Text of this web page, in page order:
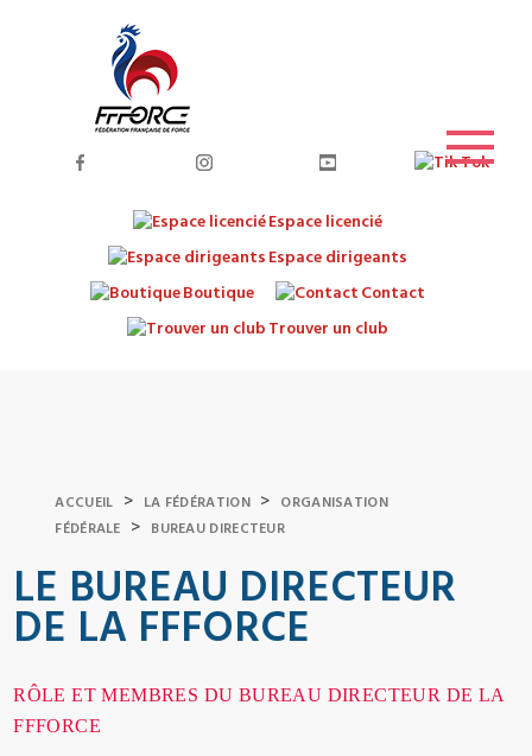
Espace licencié
Espace dirigeants
Boutique
Contact
Trouver un club
ACCUEIL > LA FÉDÉRATION> ORGANISATION
FÉDÉRALE > BUREAU DIRECTEUR
LE BUREAU DIRECTEUR
DE LA FFFORCE
RÔLE ET MEMBRES DU BUREAU DIRECTEUR DE LA
FFFORCE